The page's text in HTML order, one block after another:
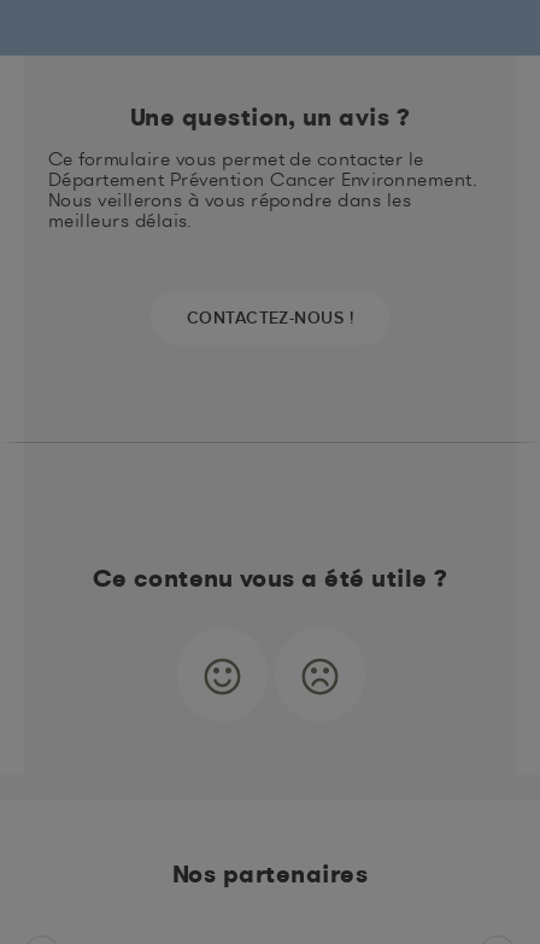
Une question, un avis ?
Ce formulaire vous permet de contacter le
Département Prévention Cancer Environnement.
Nous veillerons à vous répondre dans les
meilleurs délais.
CONTACTEZ-NOUS !
Ce contenu vous a été utile ?
Nos partenaires